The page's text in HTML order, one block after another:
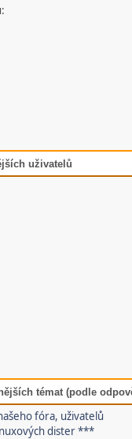
uživatelů
témat (podle
fóra, uživatelů
dister ***